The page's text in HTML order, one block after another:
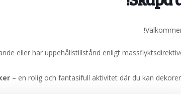
eller har uppehållstillstånd enligt
– en rolig och fantasifull aktivitet där du kan